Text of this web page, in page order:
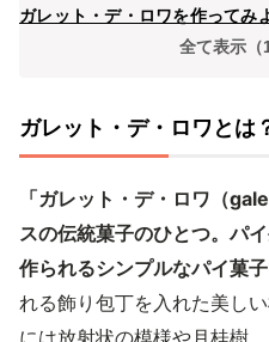
ガレット・デ・ロワを作ってみ
全て表示（
ガレット・デ・ロワとは
「ガレット・デ・ロワ（
スの伝統菓子のひとつ。パ
作られるシンプルなパイ菓子
れる飾り包丁を入れた美し
には放射状の模様や月桂樹